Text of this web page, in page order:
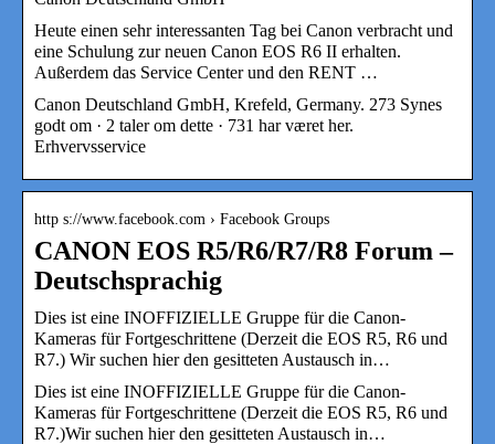
Heute einen sehr interessanten Tag bei Canon verbracht und
eine Schulung zur neuen Canon EOS R6 II erhalten.
Außerdem das Service Center und den RENT …
Canon Deutschland GmbH, Krefeld, Germany. 273 Synes
godt om · 2 taler om dette · 731 har været her.
Erhvervsservice
http s://www.facebook.com › Facebook Groups
CANON EOS R5/R6/R7/R8 Forum –
Deutschsprachig
Dies ist eine INOFFIZIELLE Gruppe für die Canon-
Kameras für Fortgeschrittene (Derzeit die EOS R5, R6 und
R7.) Wir suchen hier den gesitteten Austausch in…
Dies ist eine INOFFIZIELLE Gruppe für die Canon-
Kameras für Fortgeschrittene (Derzeit die EOS R5, R6 und
R7.)Wir suchen hier den gesitteten Austausch in…